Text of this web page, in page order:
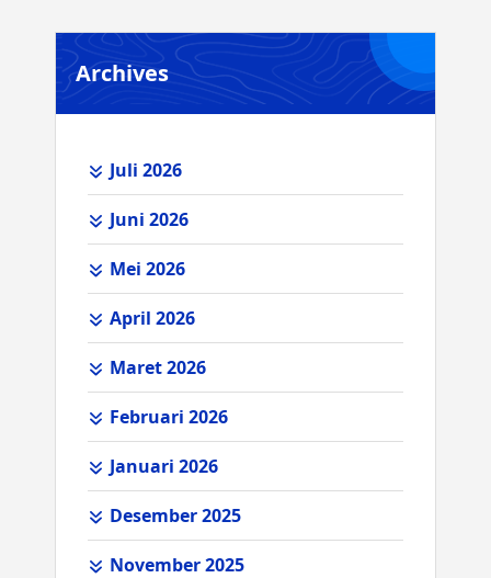
Archives
Juli 2026
Juni 2026
Mei 2026
April 2026
Maret 2026
Februari 2026
Januari 2026
Desember 2025
November 2025